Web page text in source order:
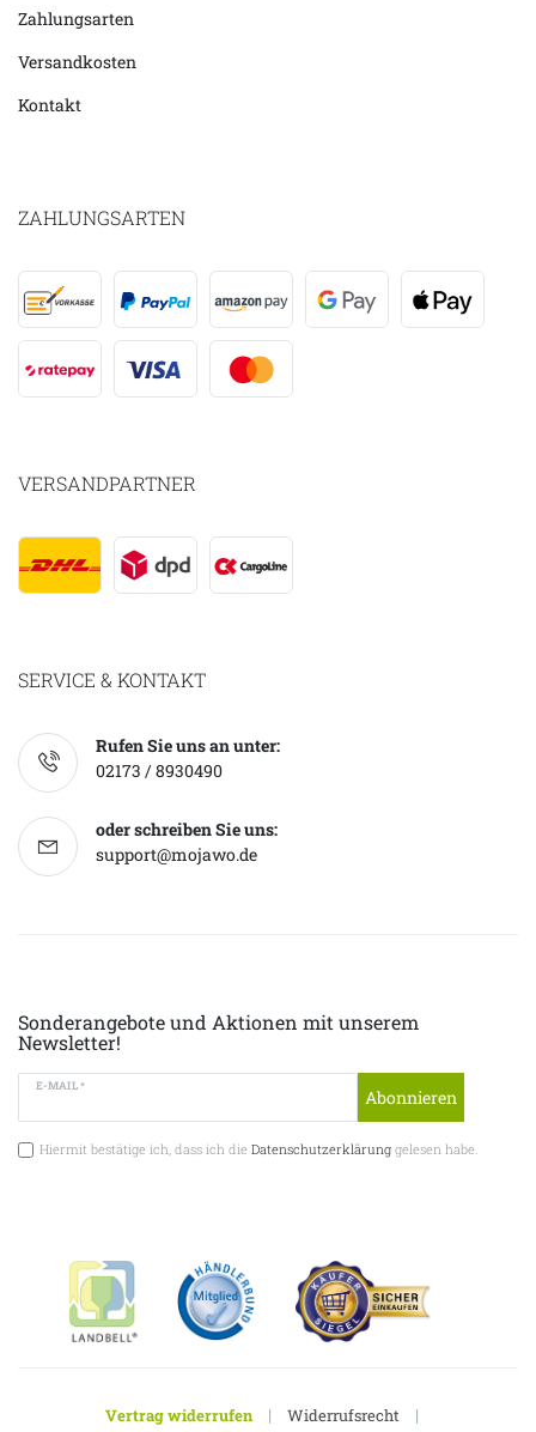
Zahlungsarten
Versandkosten
Kontakt
ZAHLUNGSARTEN
VERSANDPARTNER
SERVICE & KONTAKT
Rufen Sie uns an unter:
02173 / 8930490
oder schreiben Sie uns:
support@mojawo.de
Sonderangebote und Aktionen mit unserem
Newsletter!
E-MAIL *
Abonnieren
Hiermit bestätige ich, dass ich die Datenschutzerklärunggelesen habe.
Vertrag widerrufen | Widerrufsrecht |